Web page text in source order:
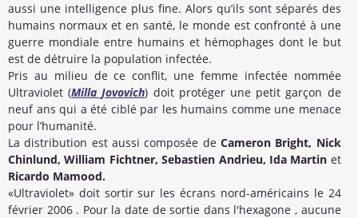
aussi une intelligence plus fine. Alors qu’ils sont séparés des
humains normaux et en santé, le monde est confronté à une
guerre mondiale entre humains et hémophages dont le but
est de détruire la population infectée.
Pris au milieu de ce conflit, une femme infectée nommée
Ultraviolet (Milla Jovovich) doit protéger une petit garçon de
neuf ans qui a été ciblé par les humains comme une menace
pour l’humanité.
La distribution est aussi composée de Cameron Bright, Nick
Chinlund, William Fichtner, Sebastien Andrieu, Ida Martin et
Ricardo Mamood.
«Ultraviolet» doit sortir sur les écrans nord-américains le 24
février 2006 . Pour la date de sortie dans l'hexagone , aucune